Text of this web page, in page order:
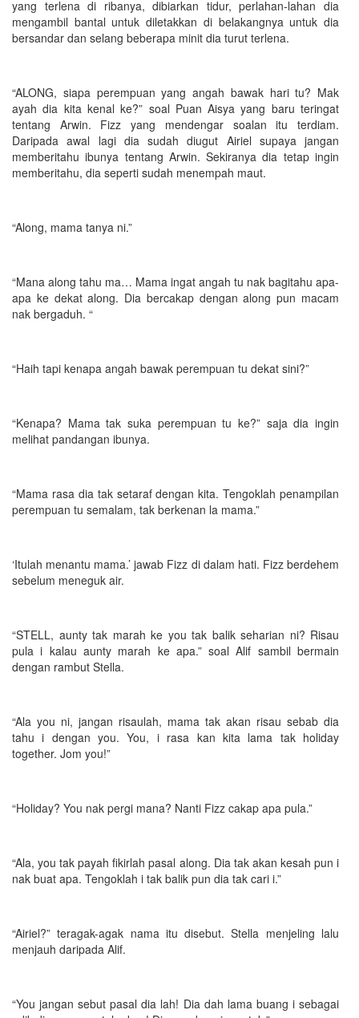
yang terlena di ribanya, dibiarkan tidur, perlahan-lahan dia
mengambil bantal untuk diletakkan di belakangnya untuk dia
bersandar dan selang beberapa minit dia turut terlena.
“ALONG, siapa perempuan yang angah bawak hari tu? Mak
ayah dia kita kenal ke?” soal Puan Aisya yang baru teringat
tentang Arwin. Fizz yang mendengar soalan itu terdiam.
Daripada awal lagi dia sudah diugut Airiel supaya jangan
memberitahu ibunya tentang Arwin. Sekiranya dia tetap ingin
memberitahu, dia seperti sudah menempah maut.
“Along, mama tanya ni.”
“Mana along tahu ma… Mama ingat angah tu nak bagitahu apa-
apa ke dekat along. Dia bercakap dengan along pun macam
nak bergaduh. “
“Haih tapi kenapa angah bawak perempuan tu dekat sini?”
“Kenapa? Mama tak suka perempuan tu ke?” saja dia ingin
melihat pandangan ibunya.
“Mama rasa dia tak setaraf dengan kita. Tengoklah penampilan
perempuan tu semalam, tak berkenan la mama.”
‘Itulah menantu mama.’ jawab Fizz di dalam hati. Fizz berdehem
sebelum meneguk air.
“STELL, aunty tak marah ke you tak balik seharian ni? Risau
pula i kalau aunty marah ke apa.” soal Alif sambil bermain
dengan rambut Stella.
“Ala you ni, jangan risaulah, mama tak akan risau sebab dia
tahu i dengan you. You, i rasa kan kita lama tak holiday
together. Jom you!”
“Holiday? You nak pergi mana? Nanti Fizz cakap apa pula.”
“Ala, you tak payah fikirlah pasal along. Dia tak akan kesah pun i
nak buat apa. Tengoklah i tak balik pun dia tak cari i.”
“Airiel?” teragak-agak nama itu disebut. Stella menjeling lalu
menjauh daripada Alif.
“You jangan sebut pasal dia lah! Dia dah lama buang i sebagai